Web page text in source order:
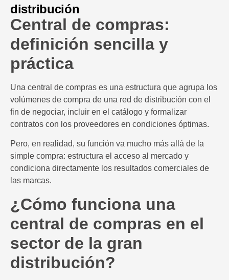
distribución
Central de compras:
definición sencilla y
práctica
Una central de compras es una estructura que agrupa los
volúmenes de compra de una red de distribución con el
fin de negociar, incluir en el catálogo y formalizar
contratos con los proveedores en condiciones óptimas.
Pero, en realidad, su función va mucho más allá de la
simple compra: estructura el acceso al mercado y
condiciona directamente los resultados comerciales de
las marcas.
¿Cómo funciona una
central de compras en el
sector de la gran
distribución?